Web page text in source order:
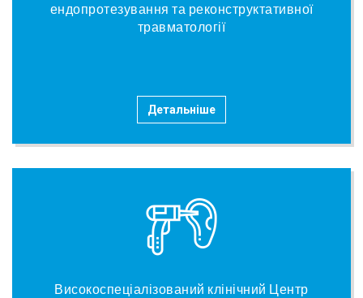
ендопротезування та реконструктативної
травматології
Детальніше
Високоспеціалізований клінічний Центр